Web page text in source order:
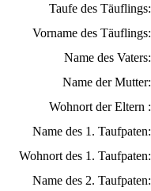
Taufe des Täuflings:
Vorname des Täuflings:
Name des Vaters:
Name der Mutter:
Wohnort der Eltern :
Name des 1. Taufpaten:
Wohnort des 1. Taufpaten:
Name des 2. Taufpaten: